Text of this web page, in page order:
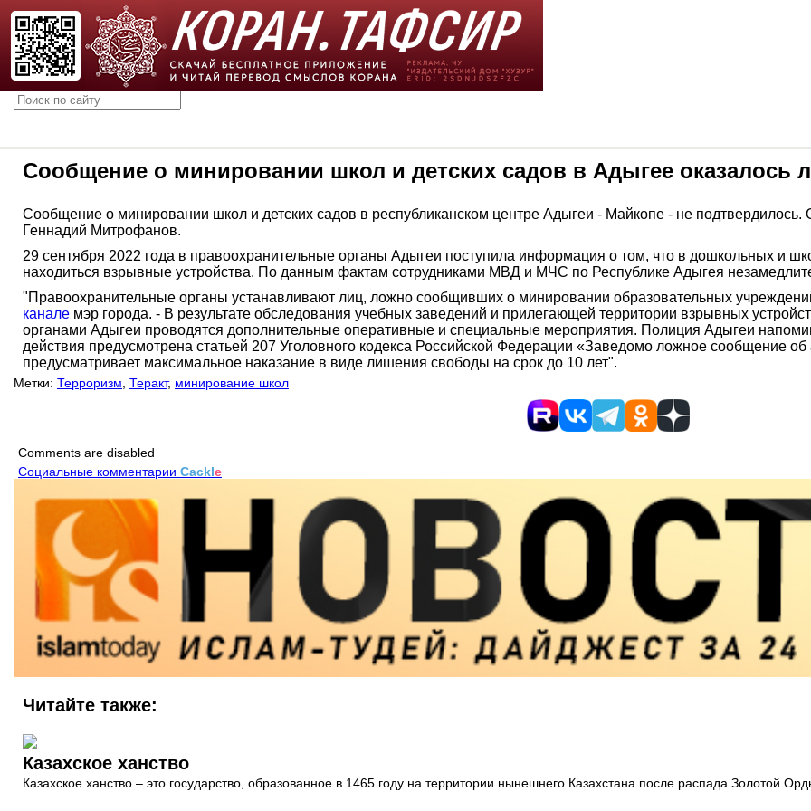
Сообщение о минировании школ и детских садов в Адыгее оказалось
Сообщение о минировании школ и детских садов в республиканском центре Адыгеи - Майкопе - не
Геннадий Митрофанов.
29 сентября 2022 года в правоохранительные органы Адыгеи поступила информация о том, что в дошкольных и
находиться взрывные устройства. По данным фактам сотрудниками МВД и МЧС по Республике Адыгея
"Правоохранительные органы устанавливают лиц, ложно сообщивших о минировании образовательных
канале мэр города. - В результате обследования учебных заведений и прилегающей территории взрывных
органами Адыгеи проводятся дополнительные оперативные и специальные мероприятия. Полиция Адыгеи
действия предусмотрена статьей 207 Уголовного кодекса Российской Федерации «Заведомо ложное сообщение
предусматривает максимальное наказание в виде лишения свободы на срок до 10 лет".
Метки: Терроризм Теракт, минирование школ
Comments are disabled
Социальные комментарии Cackle
Читайте также:
Казахское ханство
Казахское ханство – это государство, образованное в 1465 году на территории нынешнего Казахстана после распада Золотой